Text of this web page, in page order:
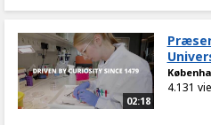
02:18
4.131